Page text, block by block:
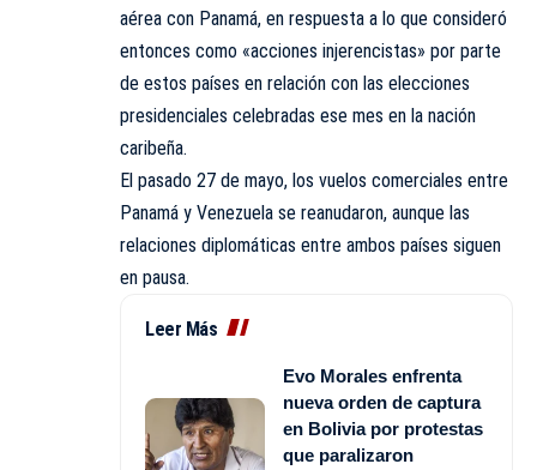
aérea con Panamá, en respuesta a lo que consideró
entonces como «acciones injerencistas» por parte
de estos países en relación con las elecciones
presidenciales celebradas ese mes en la nación
caribeña.
El pasado 27 de mayo, los vuelos comerciales entre
Panamá y Venezuela se reanudaron, aunque las
relaciones diplomáticas entre ambos países siguen
en pausa.
Leer Más
Evo Morales enfrenta
nueva orden de captura
en Bolivia por protestas
que paralizaron